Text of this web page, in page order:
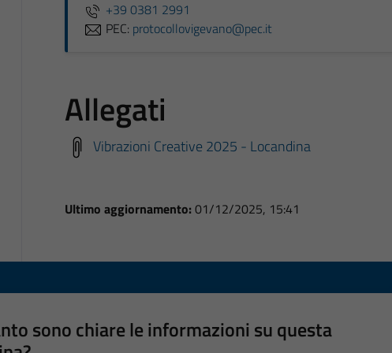
+39 0381 2991
PEC: protocollovigevano@pec.it
Allegati
Vibrazioni Creative 2025 - Locandina
Ultimo aggiornamento: 01/12/2025, 15:41
sono chiare le informazioni su questa